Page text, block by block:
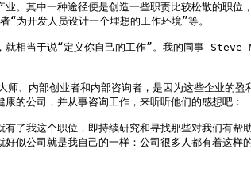
。其中一种途径便是创造一些职责比较松散的职
为开发人员设计一个埋想的工作环境”等。
就相当于说“定义你自己的工作”。我的同事
、内部创业者和内部咨询者，是因为这些企业的
的公司，并从事咨询工作，来听听他们的感想吧：
了我这个职位，即持续研究和寻找那些对我们有
似公司就是我自己的一样：公司很多人都有着这